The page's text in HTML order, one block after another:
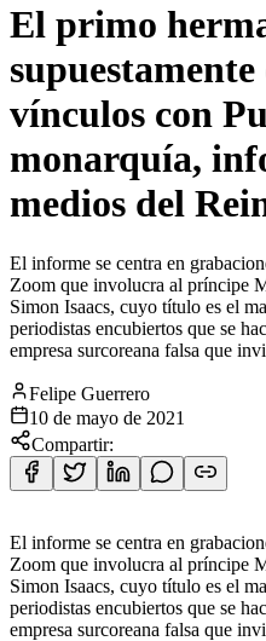
El primo
vínculos con
monarquía,
medios del
El informe se centra en
Zoom que involucra al príncipe
Simon Isaacs, cuyo título es el
periodistas encubiertos que se
empresa surcoreana falsa que
Felipe Guerrero
10 de mayo de 2021
Compartir:
El informe se centra en
Zoom que involucra al príncipe
Simon Isaacs, cuyo título es el
periodistas encubiertos que se
empresa surcoreana falsa que